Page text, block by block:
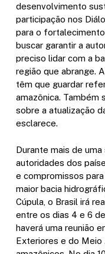
desenvolvimento
participação nos
para o
buscar garantir a
preciso lidar com a
região que abrange.
têm que guardar
amazônica. Também
sobre a atualização
esclarece.
Durante mais de
autoridades dos
e compromissos
maior bacia
Cúpula, o Brasil irá
entre os dias 4 e 6
haverá uma reunião
Exteriores e do